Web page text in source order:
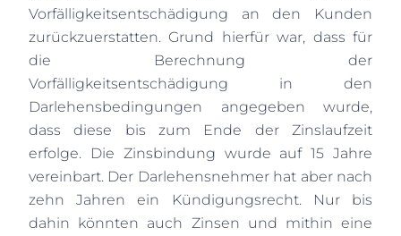
Vorfälligkeitsentschädigung an den Kunden
zurückzuerstatten. Grund hierfür war, dass für
die Berechnung der
Vorfälligkeitsentschädigung in den
Darlehensbedingungen angegeben wurde,
dass diese bis zum Ende der Zinslaufzeit
erfolge. Die Zinsbindung wurde auf 15 Jahre
vereinbart. Der Darlehensnehmer hat aber nach
zehn Jahren ein Kündigungsrecht. Nur bis
dahin könnten auch Zinsen und mithin eine